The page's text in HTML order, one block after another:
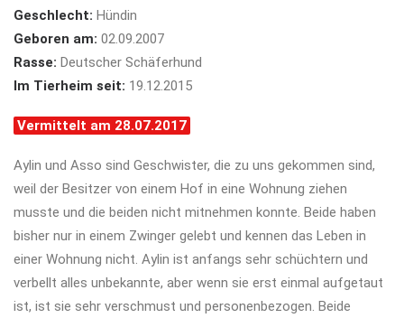
Geschlecht: Hündin
Geboren am: 02.09.2007
Rasse: Deutscher Schäferhund
Im Tierheim seit: 19.12.2015
Vermittelt am 28.07.2017
Aylin und Asso sind Geschwister, die zu uns gekommen sind,
weil der Besitzer von einem Hof in eine Wohnung ziehen
musste und die beiden nicht mitnehmen konnte. Beide haben
bisher nur in einem Zwinger gelebt und kennen das Leben in
einer Wohnung nicht. Aylin ist anfangs sehr schüchtern und
verbellt alles unbekannte, aber wenn sie erst einmal aufgetaut
ist, ist sie sehr verschmust und personenbezogen. Beide